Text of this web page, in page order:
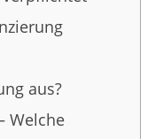
aus?
Welche